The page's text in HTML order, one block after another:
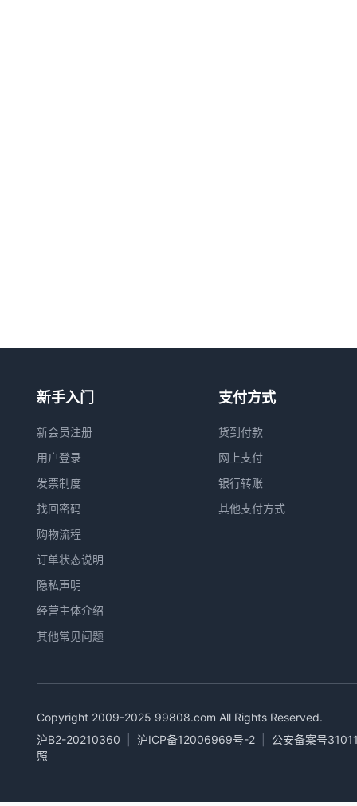
新手入门
新会员注册
用户登录
发票制度
找回密码
购物流程
订单状态说明
隐私声明
经营主体介绍
其他常见问题
支付方式
货到付款
网上支付
银行转账
其他支付方式
Copyright 2009-2025 99808.com All Rights Reserved.
沪B2-20210360
沪ICP备12006969号-2
公安备案号
照